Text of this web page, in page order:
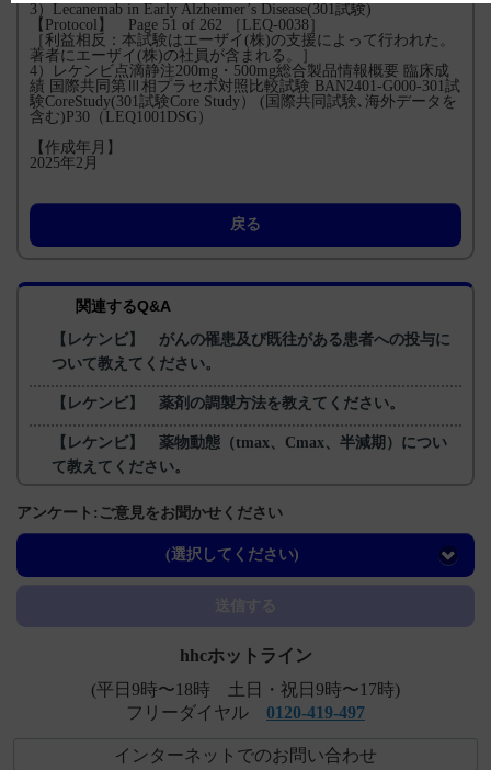
3）Lecanemab in Early Alzheimer’s Disease(301試験)
【Protocol】 Page 51 of 262 ［LEQ-0038］
［利益相反：本試験はエーザイ(株)の支援によって行われた。
著者にエーザイ(株)の社員が含まれる。］
4）レケンビ点滴静注200mg・500mg総合製品情報概要 臨床成
績 国際共同第Ⅲ相プラセボ対照⽐較試験 BAN2401-G000-301試
験CoreStudy(301試験Core Study） (国際共同試験､海外データを
含む)P30（LEQ1001DSG）
【作成年月】
2025年2月
戻る
関連するQ&A
【レケンビ】 がんの罹患及び既往がある患者への投与に
ついて教えてください。
【レケンビ】 薬剤の調製方法を教えてください。
【レケンビ】 薬物動態（tmax、Cmax、半減期）につい
て教えてください。
【レケンビ】 脳卒中の既往がある患者への投与について
教えてください。
【レケンビ】 国際共同第II相プラセボ対照比較試験（201
アンケート:ご意見をお聞かせください
(選択してください)
hhcホットライン
(平日9時〜18時 土日・祝日9時〜17時)
フリーダイヤル 0120-419-497
インターネットでのお問い合わせ